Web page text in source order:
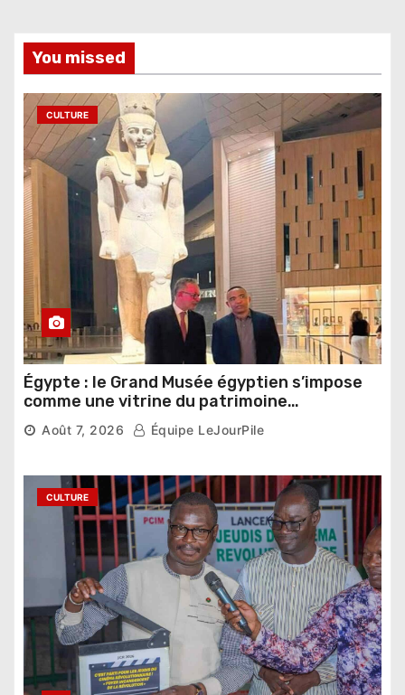
You missed
CULTURE
Égypte : le Grand Musée égyptien s’impose
comme une vitrine du patrimoine
pharaonique auprès des dirigeants
étrangers
Août 7, 2026 Équipe LeJourPile
CULTURE